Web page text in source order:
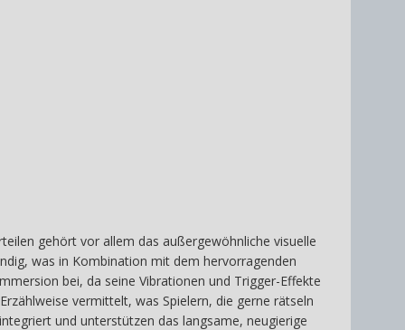
gehört vor allem das außergewöhnliche visuelle
was in Kombination mit dem hervorragenden
bei, da seine Vibrationen und Trigger-Effekte
vermittelt, was Spielern, die gerne rätseln
und unterstützen das langsame, neugierige